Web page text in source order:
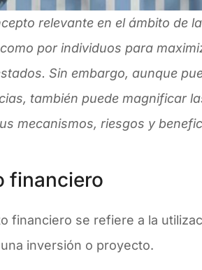
relevante en el ámbito de
por individuos para
Sin embargo, aunque
también puede magnificar
mecanismos, riesgos y
financiero
financiero se refiere a la
inversión o proyecto.